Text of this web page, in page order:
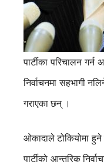
पार्टीका परिचालन
निर्वाचनमा सहभागी
गराएका छन् ।
ओकादाले टोकियोमा
पार्टीको आन्तरिक